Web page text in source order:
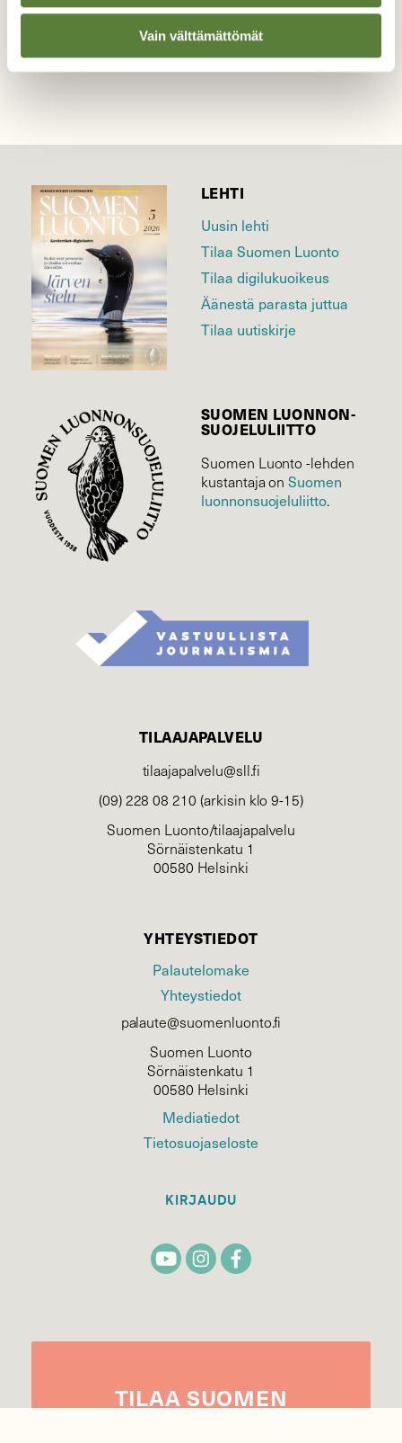
Vain välttämättömät
LEHTI
Uusin lehti
Tilaa Suomen Luonto
Tilaa digilukuoikeus
Äänestä parasta juttua
Tilaa uutiskirje
SUOMEN LUONNON­
SUOJELU­LIITTO
Suomen Luonto -lehden
kustantaja onSuomen
luonnonsuojelu­liitto.
TILAAJAPALVELU
tilaajapalvelu@sll.fi
(09) 228 08 210 (arkisin klo 9-15)
Suomen Luonto/tilaajapalvelu
Sörnäistenkatu 1
00580 Helsinki
YHTEYSTIEDOT
Palautelomake
Yhteystiedot
palaute@suomenluonto.fi
Suomen Luonto
Sörnäistenkatu 1
00580 Helsinki
Mediatiedot
Tietosuojaseloste
KIRJAUDU
TILAA SUOMEN